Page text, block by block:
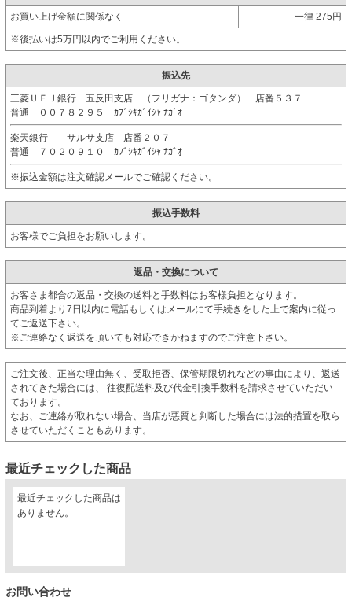
お買い上げ金額に関係なく 一律 275円
※後払いは5万円以内でご利用ください。
振込先
三菱ＵＦＪ銀行 五反田支店 （フリガナ：ゴタンダ） 店番５３７
普通 ００７８２９５ ｶﾌﾞｼｷｶﾞｲｼｬ ﾅｶﾞｵ
楽天銀行 サルサ支店 店番２０７
普通 ７０２０９１０ ｶﾌﾞｼｷｶﾞｲｼｬ ﾅｶﾞｵ
※振込金額は注文確認メールでご確認ください。
振込手数料
お客様でご負担をお願いします。
返品・交換について
お客さま都合の返品・交換の送料と手数料はお客様負担となります。
商品到着より7日以内に電話もしくはメールにて手続きをした上で案内に従っ
てご返送下さい。
※ご連絡なく返送を頂いても対応できかねますのでご注意下さい。
ご注文後、正当な理由無く、受取拒否、保管期限切れなどの事由により、返送
されてきた場合には、 往復配送料及び代金引換手数料を請求させていただい
ております。
なお、ご連絡が取れない場合、当店が悪質と判断した場合には法的措置を取ら
させていただくこともあります。
最近チェックした商品
最近チェックした商品は
ありません。
お問い合わせ